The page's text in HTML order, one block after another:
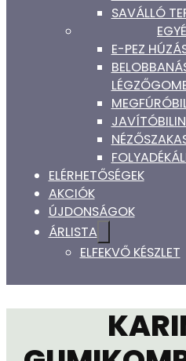
SAVÁLLÓ
E-PEZ
ELÉRHETŐSÉGEK
AKCIÓK
ÚJDONSÁGOK
ÁRLISTA
ELFEKVŐ KÉSZLET